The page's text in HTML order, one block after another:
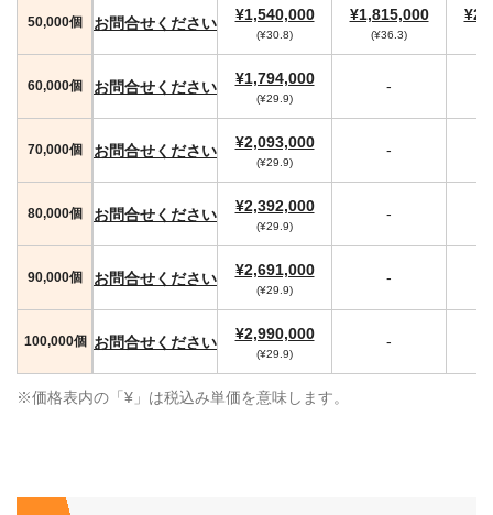
50,000個 お問合せください ¥1,540,000
(¥30.8)
¥1,815,000
(¥36.3)
60,000個 お問合せください ¥1,794,000
(¥29.9)
-
70,000個 お問合せください ¥2,093,000
(¥29.9)
-
80,000個 お問合せください ¥2,392,000
(¥29.9)
-
90,000個 お問合せください ¥2,691,000
(¥29.9)
-
100,000個 お問合せください ¥2,990,000
(¥29.9)
-
※価格表内の「¥」は税込み単価を意味します。